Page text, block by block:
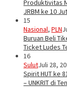
Produktivitas
JRBM ke 10
15
Nasional, PLN
Buruan Beli
Ticket Ludes
16
SulutJuli 28,
Spirit HUT ke
– UNKRIT di